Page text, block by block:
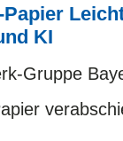
KI
Gruppe